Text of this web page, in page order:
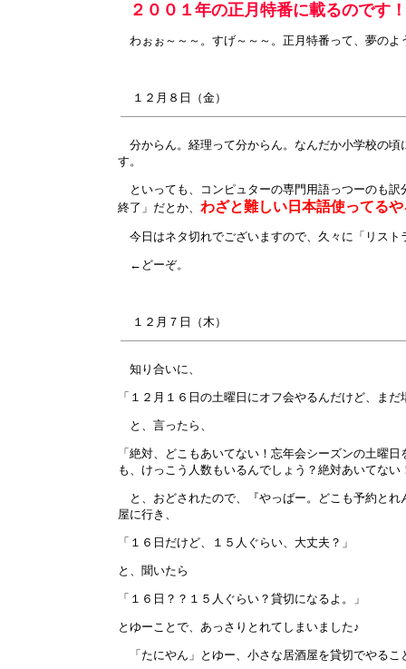
２００１年の正月特番に載るのです
わぉぉ～～～。すげ～～～。正月特番って、夢のよ
１２月 ８ 日（金）
分からん。経理って分からん。なんだか小学校の頃
す。
といっても、コンピュターの専門用語っつーのも訳
終了」だとか、 わざと難しい日本語使ってるや
今日はネタ切れでございますので、久々に「リス
←どーぞ。
１２月 ７ 日（木）
知り合いに、
「１２月１６日の土曜日にオフ会やるんだけど、ま
と、言ったら、
「絶対、どこもあいてない！忘年会シーズンの土曜
も、けっこう人数もいるんでしょう？絶対あいてない
と、おどされたので、『やっばー。どこも予約とれ
屋に行き、
「１６日だけど、１５人ぐらい、大丈夫？」
と、聞いたら
「１６日？？１５人ぐらい？貸切になるよ。」
とゆーことで、あっさりとれてしまいました♪
「たにやん」とゆー、小さな居酒屋を貸切でやるこ